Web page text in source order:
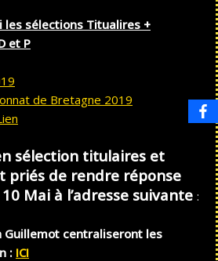
les sélections Titualires +
et P
de Bretagne 2019
sélection titulaires et
priés de rendre réponse
Mai à l’adresse suivante :
Guillemot centraliseront les
: ICI